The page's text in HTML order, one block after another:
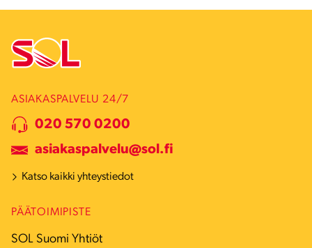
ASIAKASPALVELU 24/7
020 570 0200
asiakaspalvelu@sol.fi
Katso kaikki yhteystiedot
PÄÄTOIMIPISTE
SOL Suomi Yhtiöt